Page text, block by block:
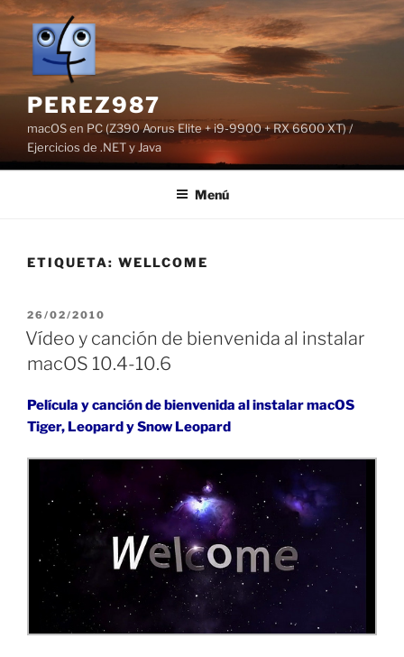
Saltar
contenido
PEREZ987
macOS en PC (Z390 Aorus Elite + i9-9900 + RX 6600 XT) /
Ejercicios de .NET y Java
Menú
ETIQUETA: WELLCOME
PUBLICADO
EL
26/02/2010
Vídeo y canción de bienvenida al instalar
macOS 10.4-10.6
Película y canción de bienvenida al instalar macOS
Tiger, Leopard y Snow Leopard